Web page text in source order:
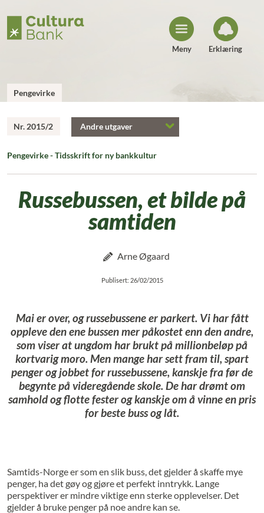
o
Meny Erklæring
Pengevirke
Nr. 2015/2 Andre utgaver
Pengevirke - Tidsskrift for ny bankkultur
Russebussen, et bilde på
samtiden
Arne Øgaard
Publisert: 26/02/2015
Mai er over, og russebussene er parkert. Vi har fått
oppleve den ene bussen mer påkostet enn den andre,
som viser at ungdom har brukt på millionbeløp på
kortvarig moro. Men mange har sett fram til, spart
penger og jobbet for russebussene, kanskje fra før de
begynte på videregående skole. De har drømt om
samhold og flotte fester og kanskje om å vinne en pris
for beste buss og låt.
Samtids-Norge er som en slik buss, det gjelder å skaffe mye
penger, ha det gøy og gjøre et perfekt inntrykk. Lange
perspektiver er mindre viktige enn sterke opplevelser. Det
gjelder å bruke penger på noe andre kan se.